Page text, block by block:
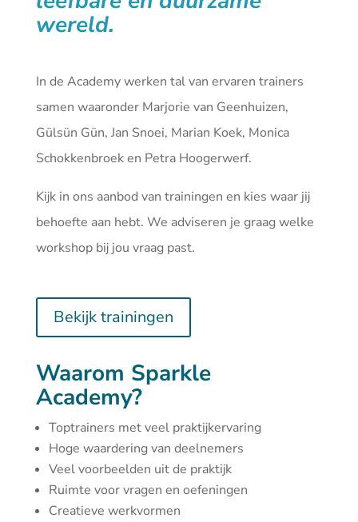
wereld.
In de Academy werken tal van ervaren trainers
samen waaronder Marjorie van Geenhuizen,
Gülsün Gün, Jan Snoei, Marian Koek, Monica
Schokkenbroek en Petra Hoogerwerf.
Kijk in ons aanbod van trainingen en kies waar jij
behoefte aan hebt. We adviseren je graag welke
workshop bij jou vraag past.
Bekijk trainingen
Waarom Sparkle
Academy?
Toptrainers met veel praktijkervaring
Hoge waardering van deelnemers
Veel voorbeelden uit de praktijk
Ruimte voor vragen en oefeningen
Creatieve werkvormen